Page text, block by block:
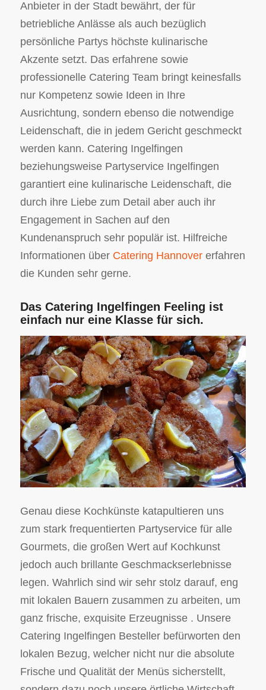
Anbieter in der Stadt bewährt, der für
betriebliche Anlässe als auch bezüglich
persönliche Partys höchste kulinarische
Akzente setzt. Das erfahrene sowie
professionelle Catering Team bringt keinesfalls
nur Kompetenz sowie Ideen in Ihre
Ausrichtung, sondern ebenso die notwendige
Leidenschaft, die in jedem Gericht geschmeckt
werden kann. Catering Ingelfingen
beziehungsweise Partyservice Ingelfingen
garantiert eine kulinarische Leidenschaft, die
durch ihre Liebe zum Detail aber auch ihr
Engagement in Sachen auf den
Kundenanspruch sehr populär ist. Hilfreiche
Informationen über Catering Hannovererfahren
die Kunden sehr gerne.
Das Catering Ingelfingen Feeling ist
einfach nur eine Klasse für sich.
Genau diese Kochkünste katapultieren uns
zum stark frequentierten Partyservice für alle
Gourmets, die großen Wert auf Kochkunst
jedoch auch brillante Geschmackserlebnisse
legen. Wahrlich sind wir sehr stolz darauf, eng
mit lokalen Bauern zusammen zu arbeiten, um
ganz frische, exquisite Erzeugnisse . Unsere
Catering Ingelfingen Besteller befürworten den
lokalen Bezug, welcher nicht nur die absolute
Frische und Qualität der Menüs sicherstellt,